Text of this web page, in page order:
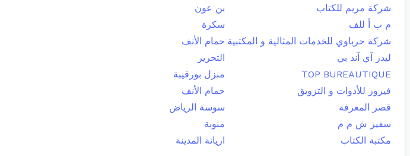
شركة مريم للكتاب
بن عون
م ب أ للف
سكرة
شركة حرباوي للخدمات المثالية و المكتبية حمام الأنف
ليدر آي آند بي
التحرير
TOP BUREAUTIQUE
منزل بورقيبة
فيروز للأدوات و التزويق
حمام الأنف
قصر المعرفة
سوسة الرياض
سفير ش م م
منوبة
مكتبة الكتاب
اريانة المدينة